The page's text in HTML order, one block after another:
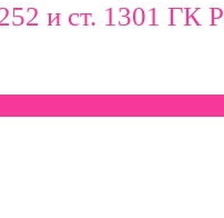
и ст. 1301 ГК